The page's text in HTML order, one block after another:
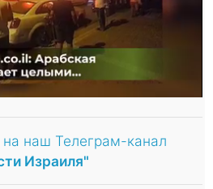
наш Телеграм-канал
Израиля"